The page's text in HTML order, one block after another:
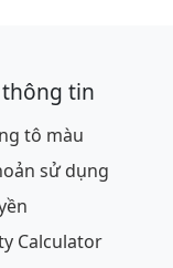
tin
tô màu
sử dụng
Calculator